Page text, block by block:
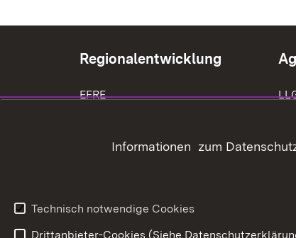
Regionalentwicklung
EFRE
Informationen zum
Technisch notwendige Cookies
Drittanbieter-Cookies (Siehe